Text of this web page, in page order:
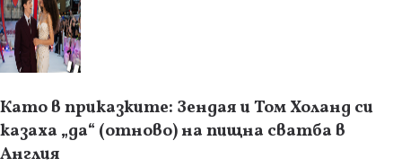
Като в приказките: Зендая и Том Холанд си
казаха „да“ (отново) на пищна сватба в
Англия